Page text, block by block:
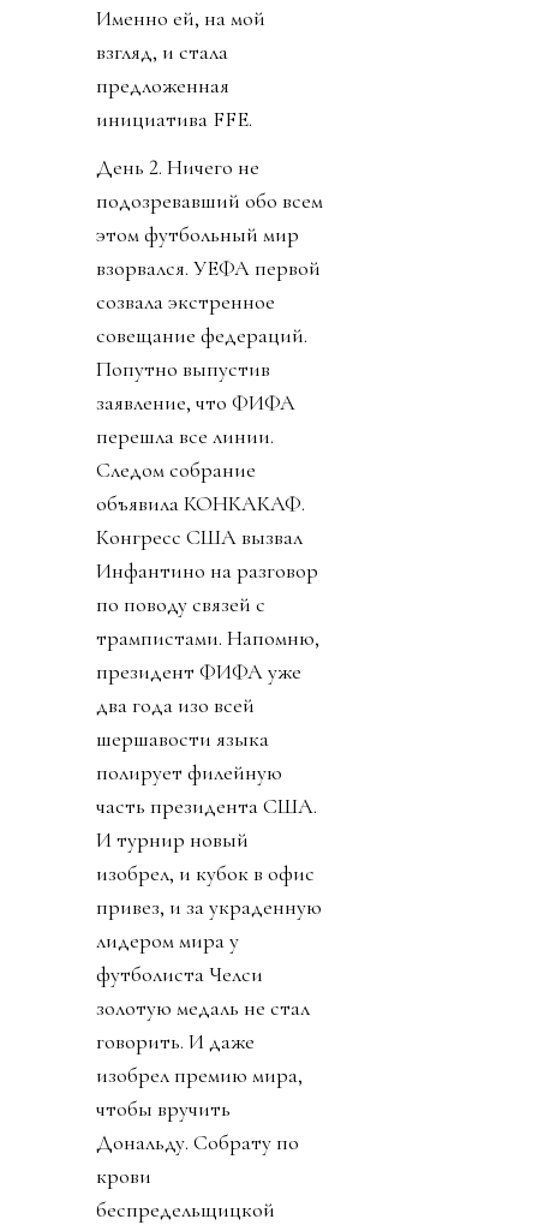
Именно ей, на мой
взгляд, и стала
предложенная
инициатива FFE.
День 2. Ничего не
подозревавший обо всем
этом футбольный мир
взорвался. УЕФА первой
созвала экстренное
совещание федераций.
Попутно выпустив
заявление, что ФИФА
перешла все линии.
Следом собрание
объявила КОНКАКАФ.
Конгресс США вызвал
Инфантино на разговор
по поводу связей с
трампистами. Напомню,
президент ФИФА уже
два года изо всей
шершавости языка
полирует филейную
часть президента США.
И турнир новый
изобрел, и кубок в офис
привез, и за украденную
лидером мира у
футболиста Челси
золотую медаль не стал
говорить. И даже
изобрел премию мира,
чтобы вручить
Дональду. Собрату по
крови
беспредельщицкой